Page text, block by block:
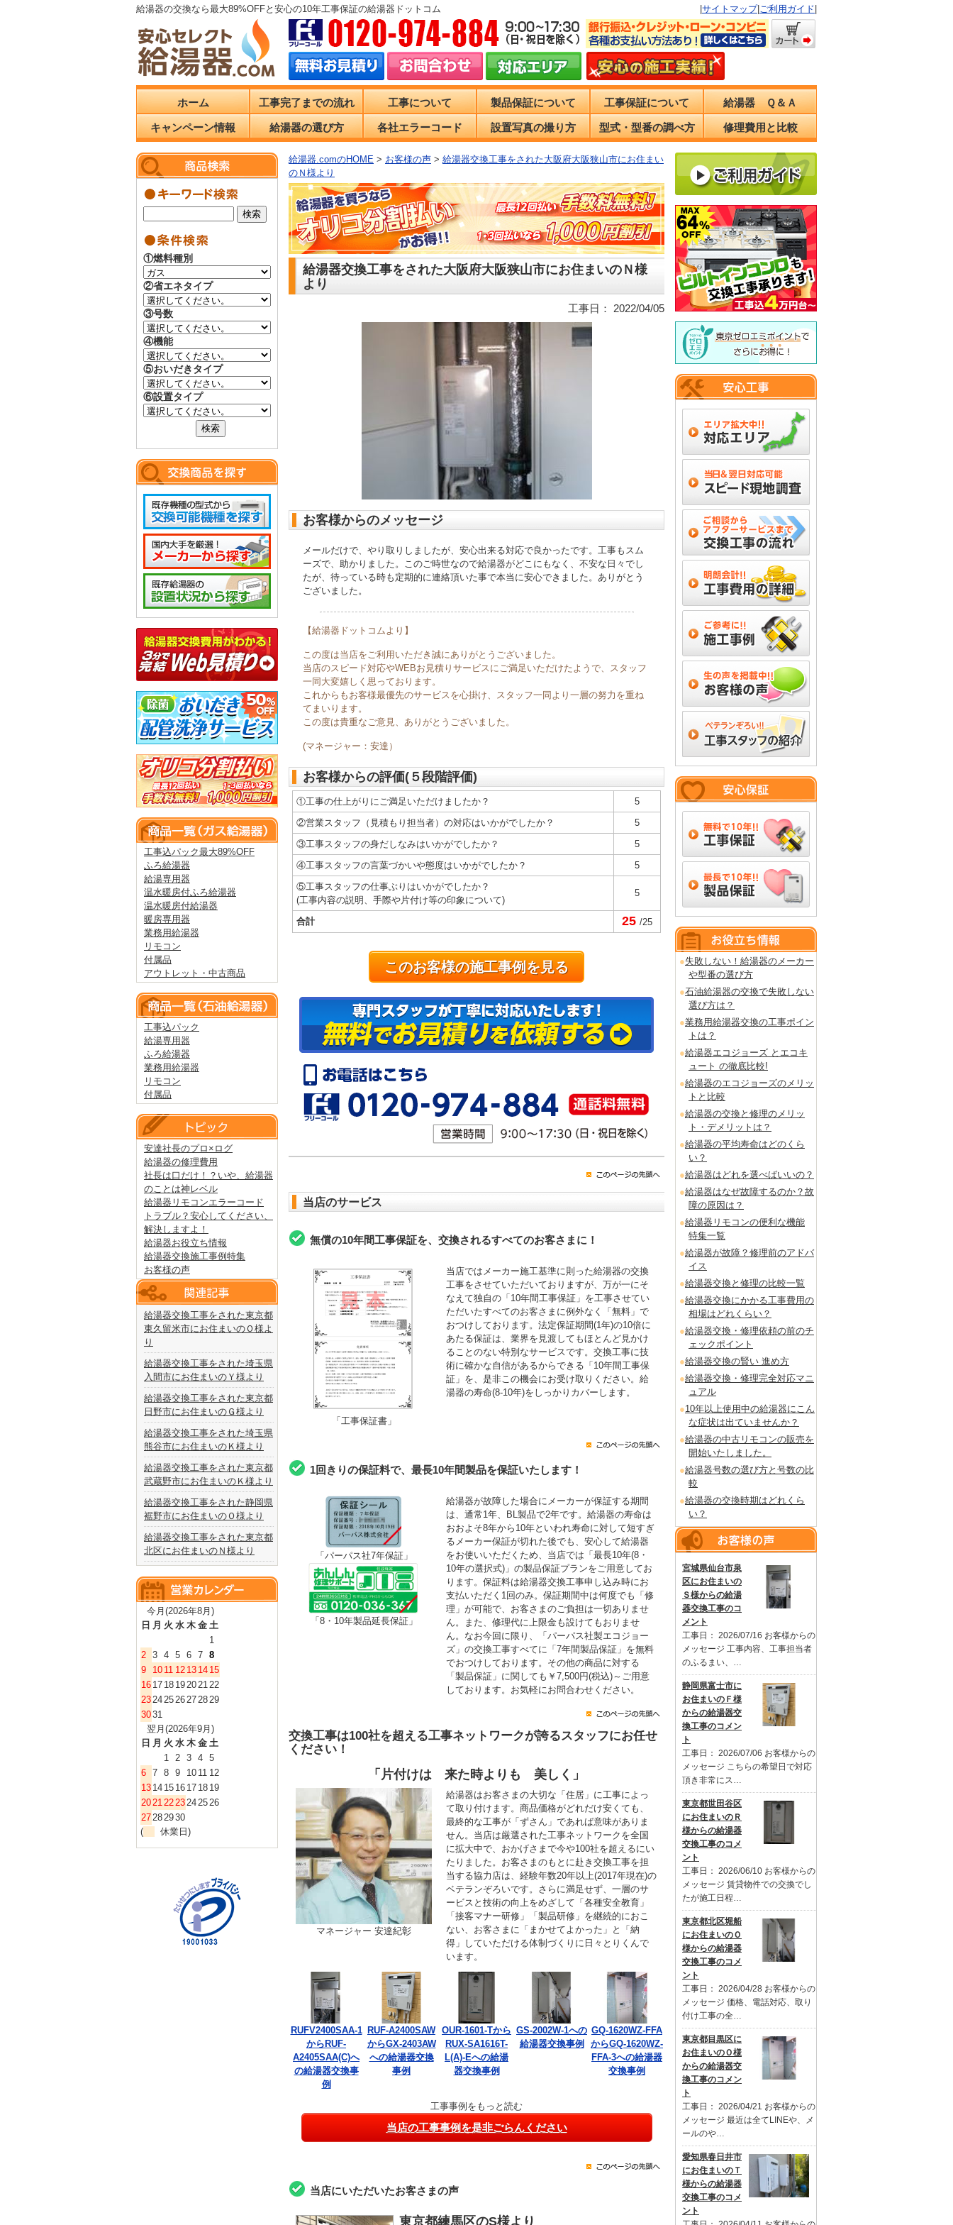
給湯器の交換なら最大89%OFFと安心の10年工事保証の給湯器ドットコム サイトマップ| ご利用ガイド
ホーム 工事完了までの流れ 工事について 製品保証について 工事保証について 給湯器 Ｑ＆Ａ
キャンペーン情報 給湯器の選び方 各社エラーコード 設置写真の撮り方 型式・型番の調べ方 修理費用と比較
①燃料種別
②省エネタイプ
③号数
④機能
⑤おいだきタイプ
⑥設置タイプ
工事込パック最大89%OFF
ふろ給湯器
給湯専用器
温水暖房付ふろ給湯器
温水暖房付給湯器
暖房専用器
業務用給湯器
リモコン
付属品
アウトレット・中古商品
工事込パック
給湯専用器
ふろ給湯器
業務用給湯器
リモコン
付属品
安達社長のプロ×ログ
給湯器の修理費用
社長は口だけ！？いや、給湯器
のことは神レベル
給湯器リモコンエラーコード
トラブル？安心してください、
解決しますよ！
給湯器お役立ち情報
給湯器交換施工事例特集
お客様の声
給湯器交換工事をされた東京都
東久留米市にお住まいのＯ様よ
り
給湯器交換工事をされた埼玉県
入間市にお住まいのＹ様より
給湯器交換工事をされた東京都
日野市にお住まいのＧ様より
給湯器交換工事をされた埼玉県
熊谷市にお住まいのＫ様より
給湯器交換工事をされた東京都
武蔵野市にお住まいのＫ様より
給湯器交換工事をされた静岡県
裾野市にお住まいのＯ様より
給湯器交換工事をされた東京都
北区にお住まいのＮ様より
今月(2026年8月)
日 月 火 水 木 金 土
1
2 3 4 5 6 7 8
9
10 11 12 13 14 15
16 17 18 19202122
23242526272829
3031
翌月(2026年9月)
日 月 火 水 木 金 土
1 2 3 4 5
6 7 8 9 10 11 12
13 14 15 16 17 18 19
20212223242526
27282930
(
休業日)
失敗しない！給湯器のメーカー
や型番の選び方
石油給湯器の交換で失敗しない
選び方は？
業務用給湯器交換の工事ポイン
トは？
給湯器エコジョーズ とエコキ
ュート の徹底比較!
給湯器のエコジョーズのメリッ
トと比較
給湯器の交換と修理のメリッ
ト・デメリットは？
給湯器の平均寿命はどのくら
い？
給湯器はどれを選べばいいの？
給湯器はなぜ故障するのか？故
障の原因は？
給湯器リモコンの便利な機能
特集一覧
給湯器が故障？修理前のアドバ
イス
給湯器交換と修理の比較一覧
給湯器交換にかかる工事費用の
相場はどれくらい？
給湯器交換・修理依頼の前のチ
ェックポイント
給湯器交換の賢い 進め方
給湯器交換・修理完全対応マニ
ュアル
10年以上使用中の給湯器にこん
な症状は出ていませんか？
給湯器の中古リモコンの販売を
開始いたしました。
給湯器号数の選び方と号数の比
較
給湯器の交換時期はどれくら
い？
宮城県仙台市泉
区にお住まいの
Ｓ様からの給湯
器交換工事のコ
メント
工事日： 2026/07/16 お客様からの
メッセージ 工事内容、工事担当者
のふるまい、…
静岡県富士市に
お住まいのＦ様
からの給湯器交
換工事のコメン
ト
工事日： 2026/07/06 お客様からの
メッセージ こちらの希望日で対応
頂き非常にス…
東京都世田谷区
にお住まいのＲ
様からの給湯器
交換工事のコメ
ント
工事日： 2026/06/10 お客様からの
メッセージ 賃貸物件での交換でし
たが施工日程…
東京都北区堀船
にお住まいのＯ
様からの給湯器
交換工事のコメ
ント
工事日： 2026/04/28 お客様からの
メッセージ 価格、電話対応、取り
付け工事の全…
東京都目黒区に
お住まいのＯ様
からの給湯器交
換工事のコメン
ト
工事日： 2026/04/21 お客様からの
メッセージ 最近は全てLINEや、メ
ールのや…
愛知県春日井市
にお住まいのＴ
様からの給湯器
交換工事のコメ
ント
給湯器.comのHOME > お客様の声 > 給湯器交換工事をされた大阪府大阪狭山市にお住まい
のＮ様より
給湯器交換工事をされた大阪府大阪狭山市にお住まいのＮ様
より
工事日： 2022/04/05
お客様からのメッセージ
メールだけで、やり取りしましたが、安心出来る対応で良かったです。工事もスム
ーズで、助かりました。このご時世なので給湯器がどこにもなく、不安な日々でし
たが、待っている時も定期的に連絡頂いた事で本当に安心できました。ありがとう
ございました。
【給湯器ドットコムより】
この度は当店をご利用いただき誠にありがとうございました。
当店のスピード対応やWEBお見積りサービスにご満足いただけたようで、スタッフ
一同大変嬉しく思っております。
これからもお客様最優先のサービスを心掛け、スタッフ一同より一層の努力を重ね
てまいります。
この度は貴重なご意見、ありがとうございました。
(マネージャー：安達）
お客様からの評価(５段階評価)
①工事の仕上がりにご満足いただけましたか？
5
②営業スタッフ（見積もり担当者）の対応はいかがでしたか？
5
③工事スタッフの身だしなみはいかがでしたか？
5
④工事スタッフの言葉づかいや態度はいかがでしたか？
5
⑤工事スタッフの仕事ぶりはいかがでしたか？
(工事内容の説明、手際や片付け等の印象について)
5
合計 25 /25
このお客様の施工事例を見る
当店のサービス
無償の10年間工事保証を、交換されるすべてのお客さまに！
「工事保証書」
当店ではメーカー施工基準に則った給湯器の交換
工事をさせていただいておりますが、万が一にそ
なえて独自の「10年間工事保証」を工事させてい
ただいたすべてのお客さまに例外なく「無料」で
おつけしております。法定保証期間(1年)の10倍に
あたる保証は、業界を見渡してもほとんど見かけ
ることのない特別なサービスです。交換工事に技
術に確かな自信があるからできる「10年間工事保
証」を、是非この機会にお受け取りください。給
湯器の寿命(8-10年)をしっかりカバーします。
1回きりの保証料で、最長10年間製品を保証いたします！
「パーパス社7年保証」
「8・10年製品延長保証」
給湯器が故障した場合にメーカーが保証する期間
は、通常1年、BL製品で2年です。給湯器の寿命は
おおよそ8年から10年といわれ寿命に対して短すぎ
るメーカー保証が切れた後でも、安心して給湯器
をお使いいただくため、当店では「最長10年(8・
10年の選択式)」の製品保証プランをご用意してお
ります。保証料は給湯器交換工事申し込み時にお
支払いただく1回のみ。保証期間中は何度でも「修
理」が可能で、お客さまのご負担は一切ありませ
ん。また、修理代に上限金も設けてもおりませ
ん。なお今回に限り、「パーパス社製エコジョー
ズ」の交換工事すべてに「7年間製品保証」を無料
でおつけしております。その他の商品に対する
「製品保証」に関しても￥7,500円(税込)～ご用意
しております。お気軽にお問合わせください。
交換工事は100社を超える工事ネットワークが誇るスタッフにお任せ
ください！
「片付けは 来た時よりも 美しく」
マネージャー 安達紀彰
給湯器はお客さまの大切な「住居」に工事によっ
て取り付けます。商品価格がどれだけ安くても、
最終的な工事が「ずさん」であれば意味がありま
せん。当店は厳選された工事ネットワークを全国
に拡大中で、おかげさまで今や100社を超えるにい
たりました。お客さまのもとに赴き交換工事を担
当する協力店は、経験年数20年以上(2017年現在)の
ベテランぞろいです。さらに満足せず、一層のサ
ービスと技術の向上をめざして「各種安全教育」
「接客マナー研修」「製品研修」を継続的におこ
ない、お客さまに「まかせてよかった」と「納
得」していただける体制づくりに日々とりくんで
います。
RUFV2400SAA-1
からRUF-
A2405SAA(C)へ
の給湯器交換事
例
RUF-A2400SAW
からGX-2403AW
への給湯器交換
事例
OUR-1601-Tから
RUX-SA1616T-
L(A)-Eへの給湯
器交換事例
GS-2002W-1への
給湯器交換事例
GQ-1620WZ-FFA
からGQ-1620WZ-
FFA-3への給湯器
交換事例
工事事例をもっと読む
当店の工事事例を是非ごらんください
当店にいただいたお客さまの声
東京都練馬区のS様より